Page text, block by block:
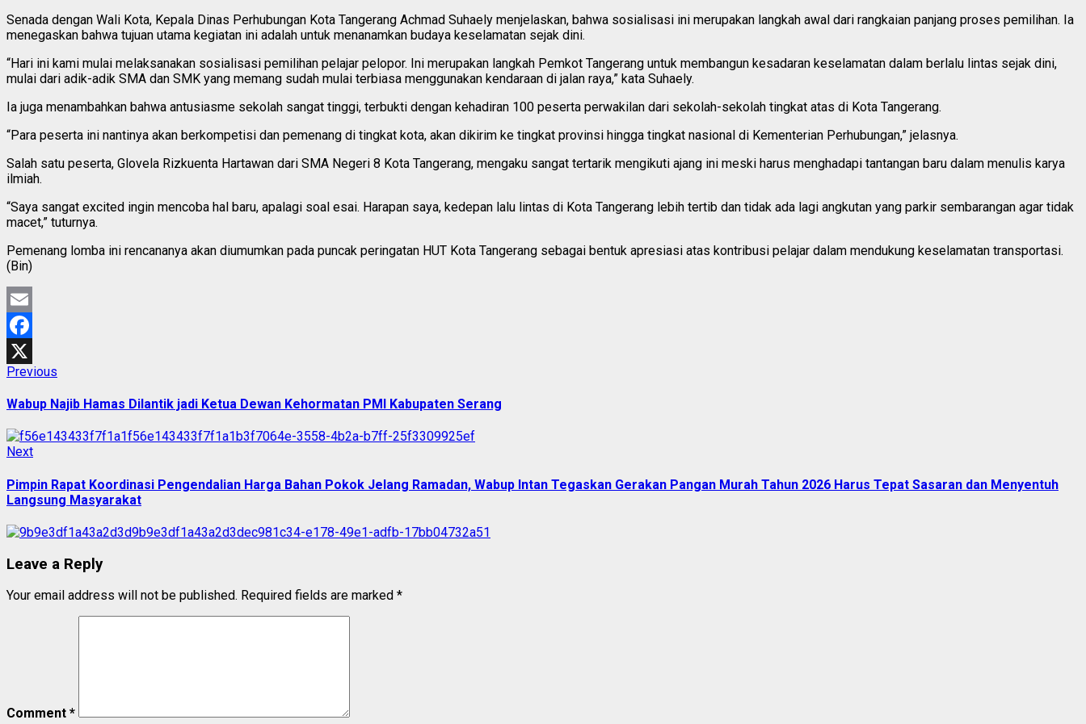
Senada dengan Wali Kota, Kepala Dinas Perhubungan Kota Tangerang Achmad Suhaely menjelaskan, bahwa sosialisasi ini merupakan langkah awal dari rangkaian panjang proses pemilihan. Ia
menegaskan bahwa tujuan utama kegiatan ini adalah untuk menanamkan budaya keselamatan sejak dini.
“Hari ini kami mulai melaksanakan sosialisasi pemilihan pelajar pelopor. Ini merupakan langkah Pemkot Tangerang untuk membangun kesadaran keselamatan dalam berlalu lintas sejak dini,
mulai dari adik-adik SMA dan SMK yang memang sudah mulai terbiasa menggunakan kendaraan di jalan raya,” kata Suhaely.
Ia juga menambahkan bahwa antusiasme sekolah sangat tinggi, terbukti dengan kehadiran 100 peserta perwakilan dari sekolah-sekolah tingkat atas di Kota Tangerang.
“Para peserta ini nantinya akan berkompetisi dan pemenang di tingkat kota, akan dikirim ke tingkat provinsi hingga tingkat nasional di Kementerian Perhubungan,” jelasnya.
Salah satu peserta, Glovela Rizkuenta Hartawan dari SMA Negeri 8 Kota Tangerang, mengaku sangat tertarik mengikuti ajang ini meski harus menghadapi tantangan baru dalam menulis karya
ilmiah.
“Saya sangat excited ingin mencoba hal baru, apalagi soal esai. Harapan saya, kedepan lalu lintas di Kota Tangerang lebih tertib dan tidak ada lagi angkutan yang parkir sembarangan agar tidak
macet,” tuturnya.
Pemenang lomba ini rencananya akan diumumkan pada puncak peringatan HUT Kota Tangerang sebagai bentuk apresiasi atas kontribusi pelajar dalam mendukung keselamatan transportasi.
(Bin)
Email
Facebook
X
navigation
Previous
Wabup Najib Hamas Dilantik jadi Ketua Dewan Kehormatan PMI Kabupaten Serang
Next
Pimpin Rapat Koordinasi Pengendalian Harga Bahan Pokok Jelang Ramadan, Wabup Intan Tegaskan Gerakan Pangan Murah Tahun 2026 Harus Tepat Sasaran dan Menyentuh
Langsung Masyarakat
Leave a Reply
Your email address will not be published. Required fields are marked *
Comment *